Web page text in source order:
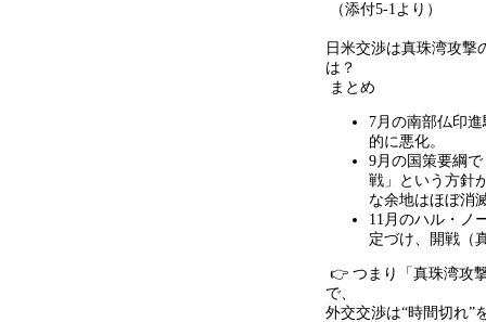
（添付5-1より）
日米交渉は真珠湾攻撃
は？
まとめ
7月の南部仏印
的に悪化。
9月の国策要綱で
戦」という方針
な余地はほぼ消
11月のハル・ノ
定づけ、開戦（
👉 つまり「真珠湾攻
で、
外交交渉は“時間切れ”